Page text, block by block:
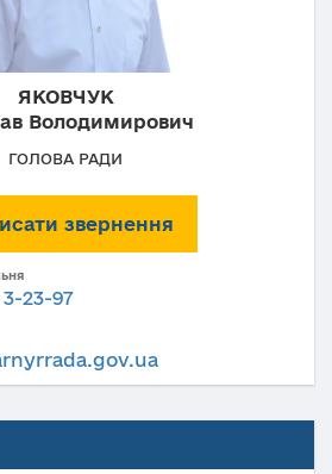
ЯКОВЧУК
Володимирович
ГОЛОВА РАДИ
звернення
23-97